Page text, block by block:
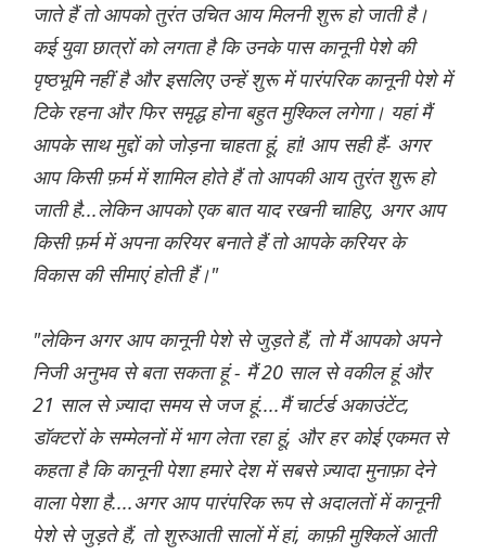
जाते हैं तो आपको तुरंत उचित आय मिलनी शुरू हो जाती है।
कई युवा छात्रों को लगता है कि उनके पास कानूनी पेशे की
पृष्ठभूमि नहीं है और इसलिए उन्हें शुरू में पारंपरिक कानूनी पेशे में
टिके रहना और फिर समृद्ध होना बहुत मुश्किल लगेगा। यहां मैं
आपके साथ मुद्दों को जोड़ना चाहता हूं, हां! आप सही हैं- अगर
आप किसी फ़र्म में शामिल होते हैं तो आपकी आय तुरंत शुरू हो
जाती है...लेकिन आपको एक बात याद रखनी चाहिए, अगर आप
किसी फ़र्म में अपना करियर बनाते हैं तो आपके करियर के
विकास की सीमाएं होती हैं।"
"लेकिन अगर आप कानूनी पेशे से जुड़ते हैं, तो मैं आपको अपने
निजी अनुभव से बता सकता हूं - मैं 20 साल से वकील हूं और
21 साल से ज़्यादा समय से जज हूं....मैं चार्टर्ड अकाउंटेंट,
डॉक्टरों के सम्मेलनों में भाग लेता रहा हूं, और हर कोई एकमत से
कहता है कि कानूनी पेशा हमारे देश में सबसे ज़्यादा मुनाफ़ा देने
वाला पेशा है....अगर आप पारंपरिक रूप से अदालतों में कानूनी
पेशे से जुड़ते हैं, तो शुरुआती सालों में हां, काफ़ी मुश्किलें आती